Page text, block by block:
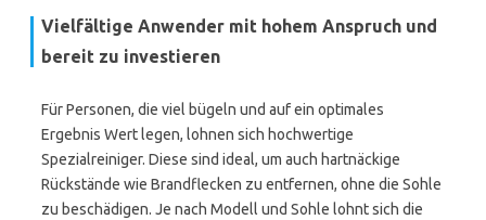
Vielfältige Anwender mit hohem Anspruch und
bereit zu investieren
Für Personen, die viel bügeln und auf ein optimales
Ergebnis Wert legen, lohnen sich hochwertige
Spezialreiniger. Diese sind ideal, um auch hartnäckige
Rückstände wie Brandflecken zu entfernen, ohne die Sohle
zu beschädigen. Je nach Modell und Sohle lohnt sich die